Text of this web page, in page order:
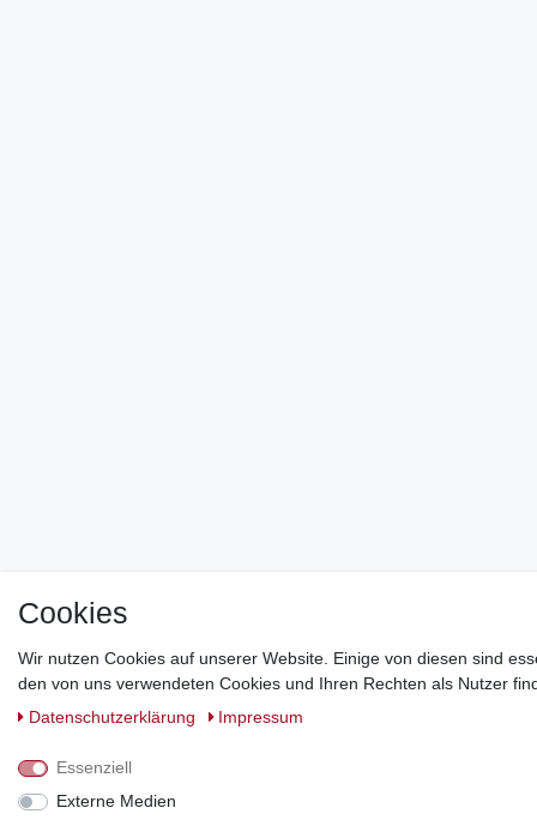
Cookies
Wir nutzen Cookies auf unserer Website. Einige von diesen sind
den von uns verwendeten Cookies und Ihren Rechten als Nutzer
Daten­schutz­erklärung
Impressum
Essenziell
Externe Medien